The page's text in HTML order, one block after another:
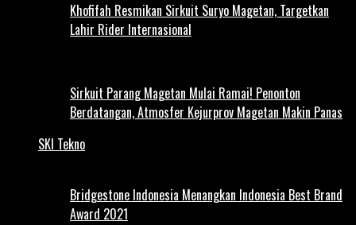
Khofifah Resmikan Sirkuit Suryo Magetan, Targetkan
Lahir Rider Internasional
Sirkuit Parang Magetan Mulai Ramai! Penonton
Berdatangan, Atmosfer Kejurprov Magetan Makin Panas
SKI Tekno
Bridgestone Indonesia Menangkan Indonesia Best Brand
Award 2021